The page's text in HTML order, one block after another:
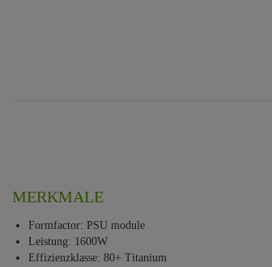
MERKMALE
Formfactor: PSU module
Leistung: 1600W
Effizienzklasse: 80+ Titanium